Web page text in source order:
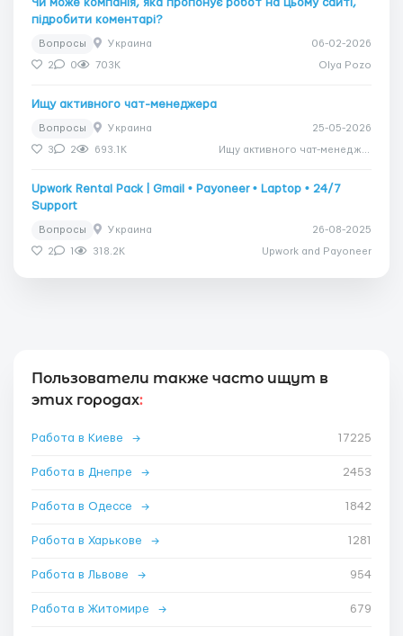
Чи може компанія, яка пропонує робот на цьому сайті,
підробити коментарі?
Вопросы Украина 06-02-2026
2 0 703K Olya Pozo
Ищу активного чат-менеджера
Вопросы Украина 25-05-2026
3 2 693.1K Ищу активного чат-менеджера
Upwork Rental Pack | Gmail • Payoneer • Laptop • 24/7
Support
Вопросы Украина 26-08-2025
2 318.2K Upwork and Payoneer
Пользователи также часто ищут в
этих городах:
Работа в Киеве → 17225
Работа в Днепре → 2453
Работа в Одессе → 1842
Работа в Харькове → 1281
Работа в Львове → 954
Работа в Житомире → 679